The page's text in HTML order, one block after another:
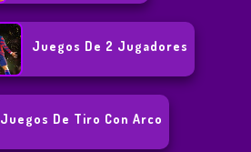
Juegos De 2 Jugadores
Juegos De Tiro Con Arco